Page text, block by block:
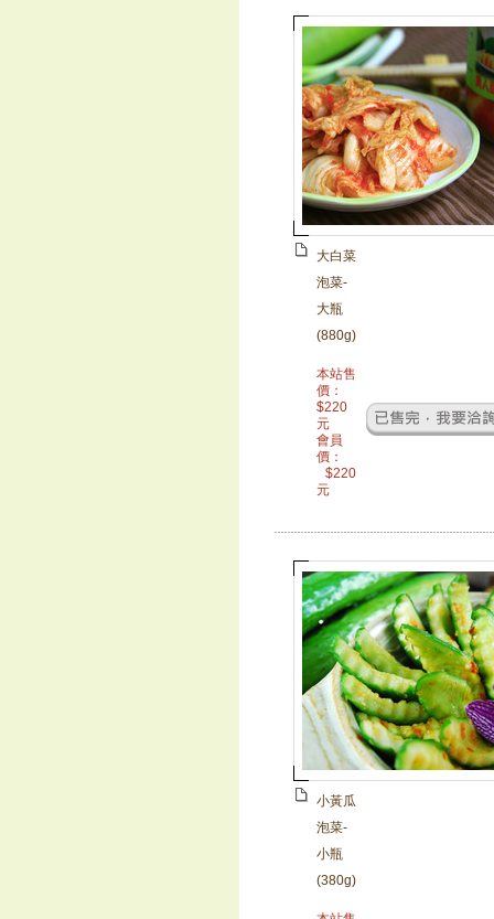
大白菜
泡菜-
大瓶
(880g)
本站售
價：
$220
元
會員
價：
$220
元
小黃瓜
泡菜-
小瓶
(380g)